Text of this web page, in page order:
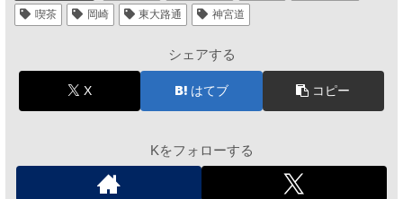
喫茶
岡崎 東大路通 神宮道
シェアする
X はてブ コピー
Kをフォローする